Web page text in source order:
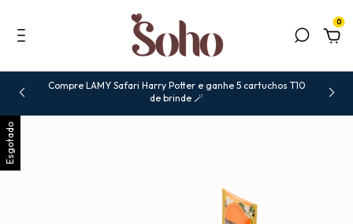
0
Compre LAMY Safari Harry Potter e ganhe 5 cartuchos T10
de brinde 🪄
Esgotado